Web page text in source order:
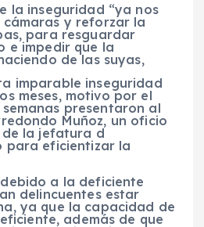
la inseguridad “ya nos
y reforzar la
para resguardar
e impedir que la
de las suyas,
imparable inseguridad
meses, motivo por el
presentaron al
Muñoz, un oficio
la jefatura d
para eficientizar la
a la deficiente
delincuentes estar
ya que la capacidad de
además de que